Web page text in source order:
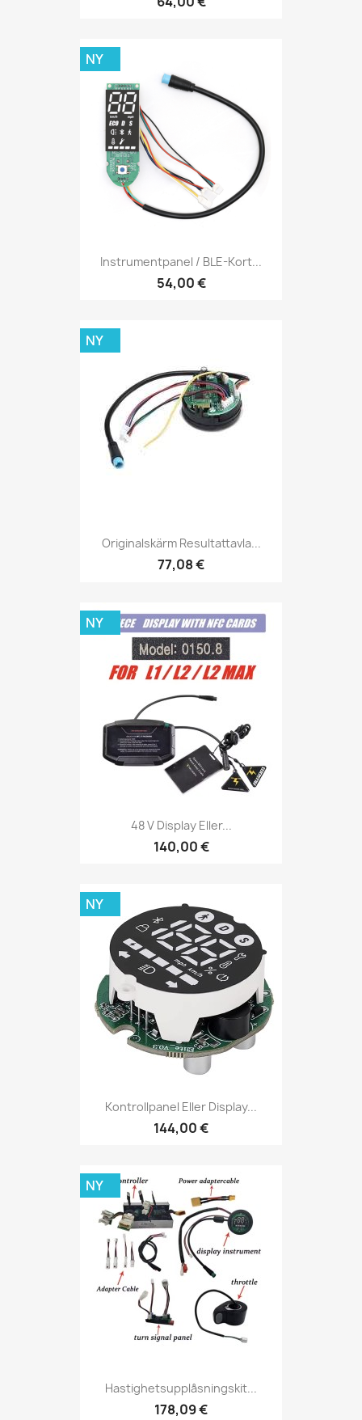
Instrumentpanel / BLE-Kort...
54,00 €
NY
Originalskärm Resultattavla...
77,08 €
NY
48 V Display Eller...
140,00 €
NY
Kontrollpanel Eller Display...
144,00 €
NY
Hastighetsupplåsningskit...
178,09 €
NY